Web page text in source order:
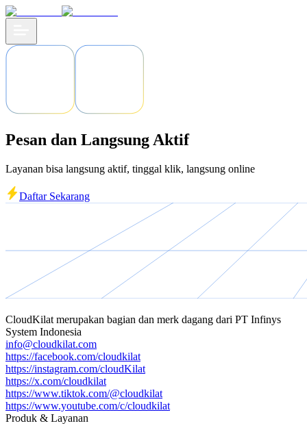
Pesan dan Langsung Aktif
Layanan bisa langsung aktif, tinggal klik, langsung online
Daftar Sekarang
CloudKilat merupakan bagian dan merk dagang dari PT Infinys
System Indonesia
info@cloudkilat.com
https://facebook.com/cloudkilat
https://instagram.com/cloudKilat
https://x.com/cloudkilat
https://www.tiktok.com/@cloudkilat
https://www.youtube.com/c/cloudkilat
Produk & Layanan